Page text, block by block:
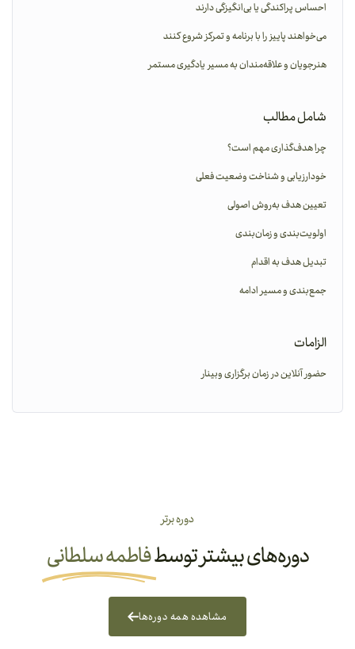
احساس پراکندگی یا بی‌انگیزگی دارند
می‌خواهند پاییز را با برنامه و تمرکز شروع کنند
هنرجویان و علاقه‌مندان به مسیر یادگیری مستمر
شامل مطالب
چرا هدف‌گذاری مهم است؟
خودارزیابی و شناخت وضعیت فعلی
تعیین هدف به‌روش اصولی
اولویت‌بندی و زمان‌بندی
تبدیل هدف به اقدام
جمع‌بندی و مسیر ادامه
الزامات
حضور آنلاین در زمان برگزاری وبینار
دوره برتر
دوره‌های بیشتر توسطفاطمه سلطانی
مشاهده همه دوره‌ها